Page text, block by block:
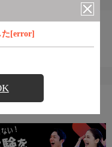
た[error]